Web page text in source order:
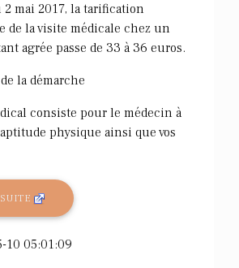
mai 2017, la tarification
de la visite médicale chez un
agrée passe de 33 à 36 euros.
la démarche
consiste pour le médecin à
physique ainsi que vos
10 05:01:09